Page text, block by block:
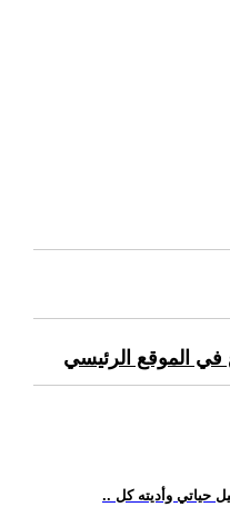
في الموقع الرئيسي
حياتي وأديته كل